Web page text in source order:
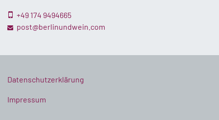
+49 174 9494665
post@berlinundwein.com
Datenschutzerklärung
Impressum